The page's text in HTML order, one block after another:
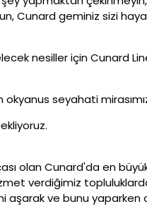
Cunard geminiz sizi hayal
nesiller için Cunard
okyanus seyahati
olan Cunard'da en
verdiğimiz topluluklardaki
aşarak ve bunu